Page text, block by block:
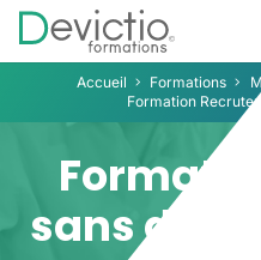
Accueil Formations
Formation Recruter
sans